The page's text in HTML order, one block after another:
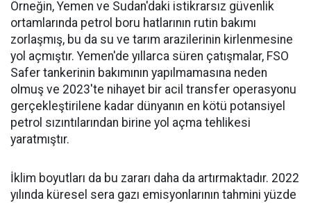
Örneğin, Yemen ve Sudan'daki istikrarsız güvenlik
ortamlarında petrol boru hatlarının rutin bakımı
zorlaşmış, bu da su ve tarım arazilerinin kirlenmesine
yol açmıştır. Yemen'de yıllarca süren çatışmalar, FSO
Safer tankerinin bakımının yapılmamasına neden
olmuş ve 2023'te nihayet bir acil transfer operasyonu
gerçekleştirilene kadar dünyanın en kötü potansiyel
petrol sızıntılarından birine yol açma tehlikesi
yaratmıştır.
İklim boyutları da bu zararı daha da artırmaktadır. 2022
yılında küresel sera gazı emisyonlarının tahmini yüzde